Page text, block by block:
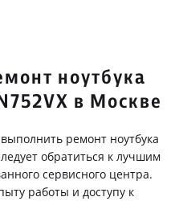
ноутбука
в Москве
ремонт ноутбука
обратиться к лучшим
сервисного центра.
работы и доступу к